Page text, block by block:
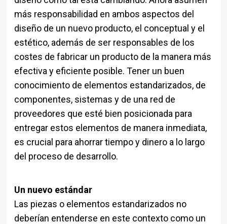
más responsabilidad en ambos aspectos del
diseño de un nuevo producto, el conceptual y el
estético, además de ser responsables de los
costes de fabricar un producto de la manera más
efectiva y eficiente posible. Tener un buen
conocimiento de elementos estandarizados, de
componentes, sistemas y de una red de
proveedores que esté bien posicionada para
entregar estos elementos de manera inmediata,
es crucial para ahorrar tiempo y dinero a lo largo
del proceso de desarrollo.
Un nuevo estándar
Las piezas o elementos estandarizados no
deberían entenderse en este contexto como un